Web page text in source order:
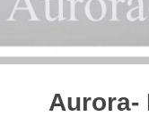
Aurora-